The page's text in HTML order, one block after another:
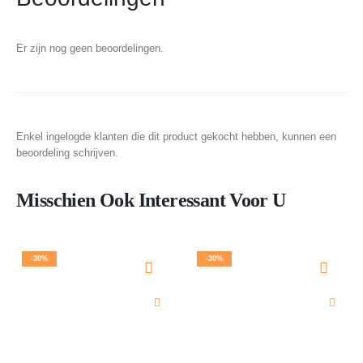
Er zijn nog geen beoordelingen.
Enkel ingelogde klanten die dit product gekocht hebben, kunnen een
beoordeling schrijven.
Misschien Ook Interessant Voor U
-30% -30%